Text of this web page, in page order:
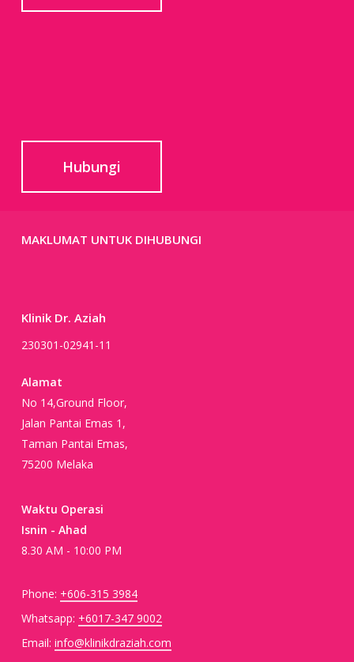
Hubungi
MAKLUMAT UNTUK DIHUBUNGI
Klinik Dr. Aziah
230301-02941-11
Alamat
No 14,Ground Floor,
Jalan Pantai Emas 1,
Taman Pantai Emas,
75200 Melaka
Waktu Operasi
Isnin - Ahad
8.30 AM - 10:00 PM
Phone: +606-315 3984
Whatsapp: +6017-347 9002
Email: info@klinikdraziah.com